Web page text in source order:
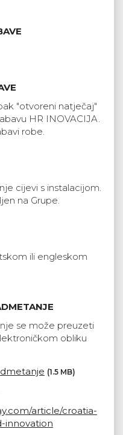
"otvoreni natječaj"
HR INOVACIJA.
robe.
cijevi s instalacijom.
na Grupe.
ili engleskom
se može preuzeti
obliku
(1.5 MB)
article/croatia-
innovation